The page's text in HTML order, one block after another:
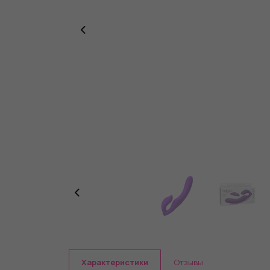
Характеристики Отзывы